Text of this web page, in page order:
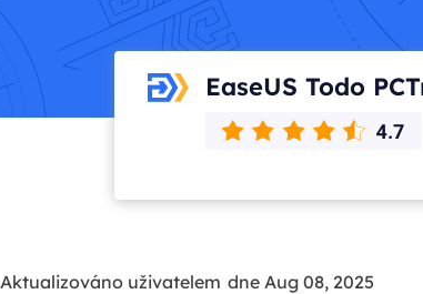
EaseUS Todo
Aktualizováno uživatelem dne Aug 08, 2025